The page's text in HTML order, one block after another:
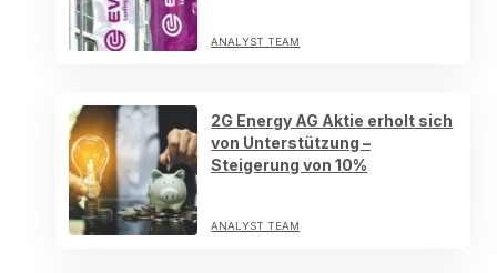
ANALYST TEAM
2G Energy AG Aktie erholt sich
von Unterstützung –
Steigerung von 10%
ANALYST TEAM